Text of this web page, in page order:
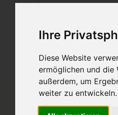
Ihre
Diese Website
ermöglichen und die
außerdem, um
weiter zu entwickeln.
Auf StudyAid.de
Startseite Abitur und
des